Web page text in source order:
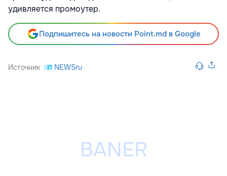
удивляется промоутер.
Подпишитесь на новости Point.md в Google
Источник NEWSru